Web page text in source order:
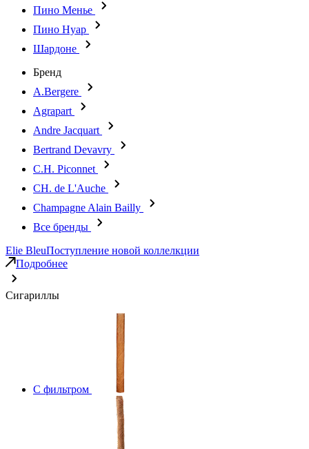
Пино Менье
Пино Нуар
Шардоне
Бренд
A.Bergere
Agrapart
Andre Jacquart
Bertrand Devavry
C.H. Piconnet
CH. de L'Auche
Champagne Alain Bailly
Все бренды
Elie BleuПоступление новой коллелкции
Подробнее
Сигариллы
С фильтром